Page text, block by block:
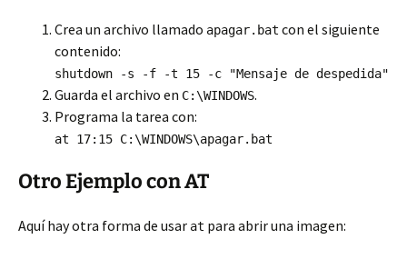
Crea un archivo llamado apagar.bat con el siguiente
contenido:
shutdown -s -f -t 15 -c "Mensaje de despedida"
Guarda el archivo en C:\WINDOWS.
Programa la tarea con:
at 17:15 C:\WINDOWS\apagar.bat
Otro Ejemplo con AT
Aquí hay otra forma de usar at para abrir una imagen: